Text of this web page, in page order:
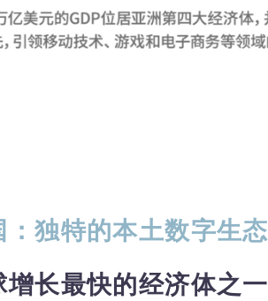
：独特的本土数字生态
增长最快的经济体之一